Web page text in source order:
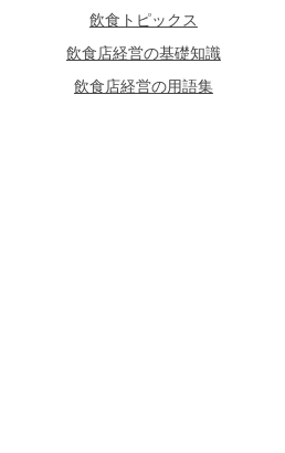
飲食トピックス
飲食店経営の基礎知識
飲食店経営の用語集